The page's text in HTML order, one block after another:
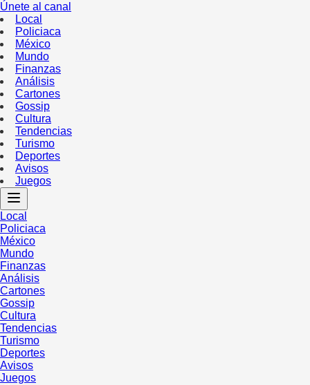
Únete al canal
Local
Policiaca
México
Mundo
Finanzas
Análisis
Cartones
Gossip
Cultura
Tendencias
Turismo
Deportes
Avisos
Juegos
Local
Policiaca
México
Mundo
Finanzas
Análisis
Cartones
Gossip
Cultura
Tendencias
Turismo
Deportes
Avisos
Juegos